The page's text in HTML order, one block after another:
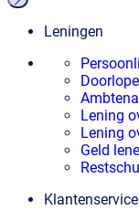
Leningen
Lening
Lening
Geld
Klantenservice